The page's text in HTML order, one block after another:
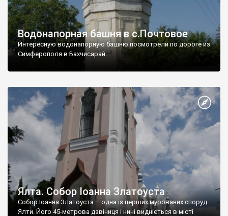
Водонапорная башня в с.Почтовое
Интересную водонапорную башню посмотрели по дороге из
Симферополя в Бахчисарай.
Ялта. Собор Іоанна Златоуста
Собор Іоанна Златоуста – одна із перших мурованих споруд
Ялти. Його 45-метрова дзвіниця і нині видніється в місті